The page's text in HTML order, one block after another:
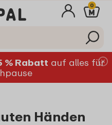
0
% Rabatt auf alles für
Händen